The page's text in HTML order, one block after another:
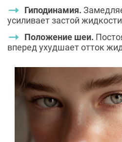
Гиподинамия.
усиливает застой
Положение шеи.
вперед ухудшает отток